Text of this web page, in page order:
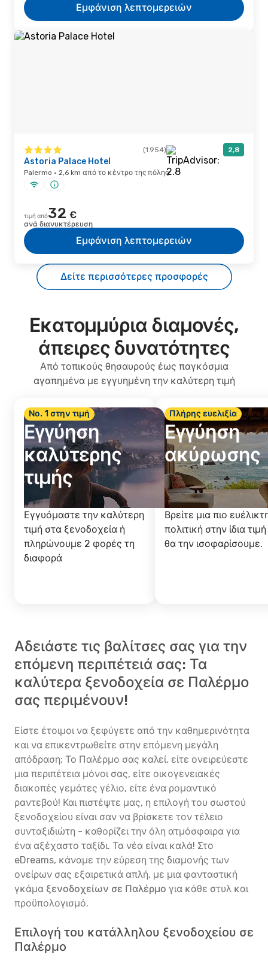
Εμφάνιση λεπτομερειών
(1.954) 2,8
Astoria Palace Hotel
Palermo · 2,6 km από το κέντρο της πόλης
τιμή από32 €
ανά διανυκτέρευση
Εμφάνιση λεπτομερειών
Δείτε περισσότερες προσφορές
Εκατομμύρια διαμονές,
άπειρες δυνατότητες
Από τοπικούς θησαυρούς έως παγκόσμια
αγαπημένα με εγγυημένη την καλύτερη τιμή
Νο. 1 στην τιμή
Εγγύηση
καλύτερης
τιμής
Εγγυόμαστε την καλύτερη
τιμή στα ξενοδοχεία ή
πληρώνουμε 2 φορές τη
διαφορά
Πλήρης ευελιξία
Εγγύηση
ακύρωσης
Βρείτε μια πιο
πολιτική στην ίδια
θα την ισοφαρίσουμε.
Αδειάστε τις βαλίτσες σας για την
επόμενη περιπέτειά σας: Τα
καλύτερα ξενοδοχεία σε Παλέρμο
σας περιμένουν!
Είστε έτοιμοι να ξεφύγετε από την καθημερινότητα
και να επικεντρωθείτε στην επόμενη μεγάλη
απόδραση; Το Παλέρμο σας καλεί, είτε ονειρεύεστε
μια περιπέτεια μόνοι σας, είτε οικογενειακές
διακοπές γεμάτες γέλιο, είτε ένα ρομαντικό
ραντεβού! Και πιστέψτε μας, η επιλογή του σωστού
ξενοδοχείου είναι σαν να βρίσκετε τον τέλειο
συνταξιδιώτη - καθορίζει την όλη ατμόσφαιρα για
ένα αξέχαστο ταξίδι. Τα νέα είναι καλά! Στο
eDreams, κάναμε την εύρεση της διαμονής των
ονείρων σας εξαιρετικά απλή, με μια φανταστική
γκάμα ξενοδοχείων σε Παλέρμο για κάθε στυλ και
προϋπολογισμό.
Επιλογή του κατάλληλου ξενοδοχείου σε
Παλέρμο